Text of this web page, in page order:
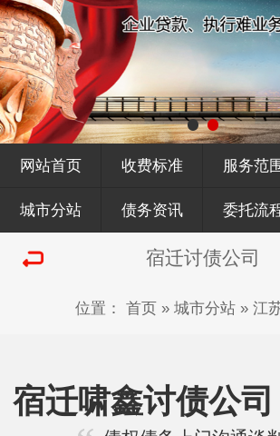
网站首页 收费标准 服务范
城市分站 债务资讯 委托流
宿迁讨债公司
位置： 首页» 城市分站» 江
宿迁啸鑫讨债公司